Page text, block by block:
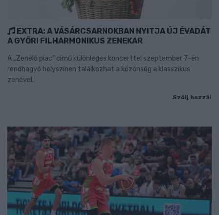
EXTRA: A VÁSÁRCSARNOKBAN NYITJA ÚJ ÉVADÁT
A GYŐRI FILHARMONIKUS ZENEKAR
A „Zenélő piac” című különleges koncerttel szeptember 7-én
rendhagyó helyszínen találkozhat a közönség a klasszikus
zenével.
Szólj hozzá!